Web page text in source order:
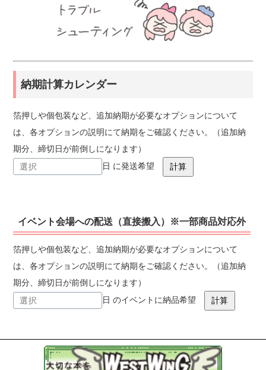
納期計算カレンダー
箔押しや個包装など、追加納期が必要なオプションについて
は、各オプションの説明にて納期をご確認ください。（追加納
期分、締切日が前倒しになります）
日 に発送希望
イベント会場への配送（直接搬入）※一部商品対応外
箔押しや個包装など、追加納期が必要なオプションについて
は、各オプションの説明にて納期をご確認ください。（追加納
期分、締切日が前倒しになります）
日 のイベントに納品希望